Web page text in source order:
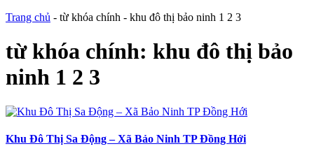
Trang chủ - từ khóa chính - khu đô thị bảo ninh 1 2 3
từ khóa chính: khu đô thị bảo
ninh 1 2 3
Khu Đô Thị Sa Động – Xã Bảo Ninh TP Đồng Hới